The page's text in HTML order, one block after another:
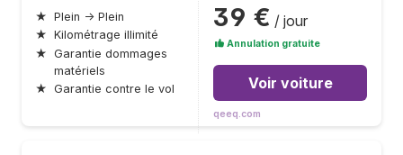
★ Plein → Plein
★ Kilométrage illimité
★ Garantie dommages
matériels
★ Garantie contre le vol
39 € / jour
Annulation gratuite
Voir voiture
qeeq.com